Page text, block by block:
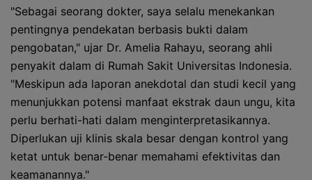
"Sebagai seorang dokter, saya selalu menekankan
pentingnya pendekatan berbasis bukti dalam
pengobatan," ujar Dr. Amelia Rahayu, seorang ahli
penyakit dalam di Rumah Sakit Universitas Indonesia.
"Meskipun ada laporan anekdotal dan studi kecil yang
menunjukkan potensi manfaat ekstrak daun ungu, kita
perlu berhati-hati dalam menginterpretasikannya.
Diperlukan uji klinis skala besar dengan kontrol yang
ketat untuk benar-benar memahami efektivitas dan
keamanannya."